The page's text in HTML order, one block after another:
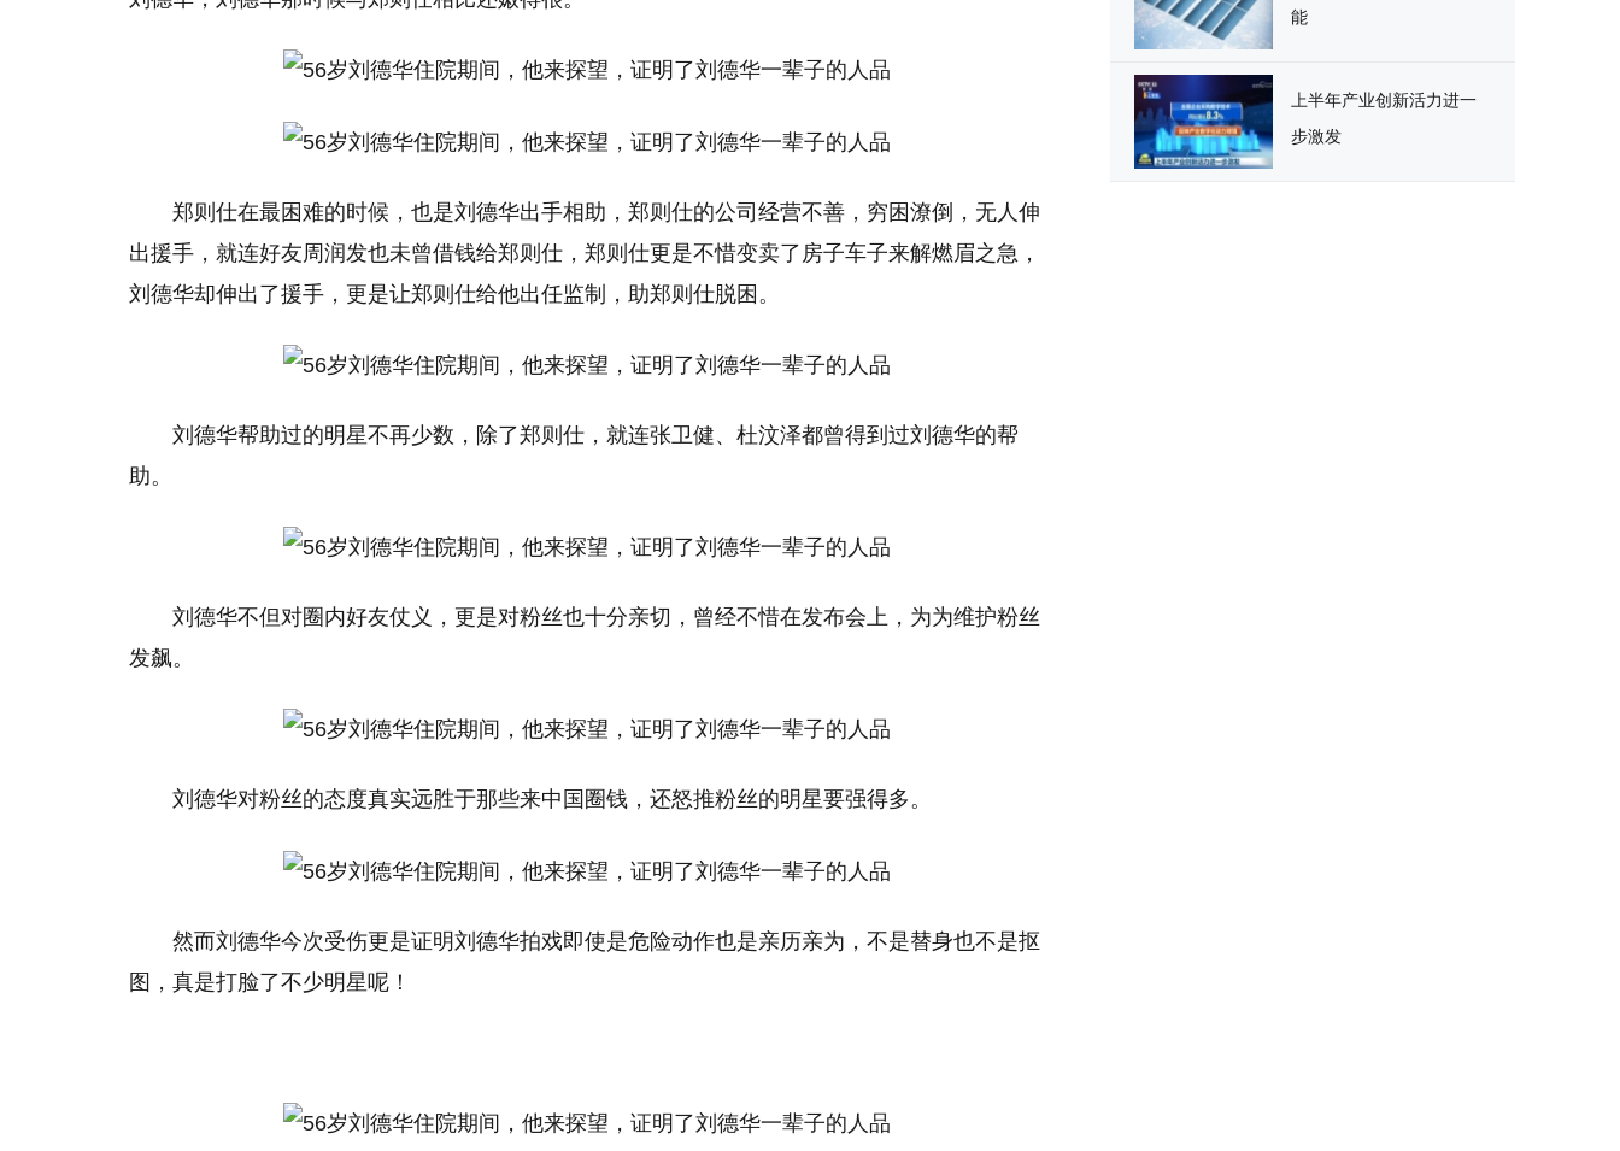
郑则仕在最困难的时候，也是刘德华出手相助，郑则仕的公司经营不善，穷困潦倒，无人伸
出援手，就连好友周润发也未曾借钱给郑则仕，郑则仕更是不惜变卖了房子车子来解燃眉之急，
刘德华却伸出了援手，更是让郑则仕给他出任监制，助郑则仕脱困。
刘德华帮助过的明星不再少数，除了郑则仕，就连张卫健、杜汶泽都曾得到过刘德华的帮
助。
刘德华不但对圈内好友仗义，更是对粉丝也十分亲切，曾经不惜在发布会上，为为维护粉丝
发飙。
刘德华对粉丝的态度真实远胜于那些来中国圈钱，还怒推粉丝的明星要强得多。
然而刘德华今次受伤更是证明刘德华拍戏即使是危险动作也是亲历亲为，不是替身也不是抠
图，真是打脸了不少明星呢！
能
上半年产业创新活力进一
步激发